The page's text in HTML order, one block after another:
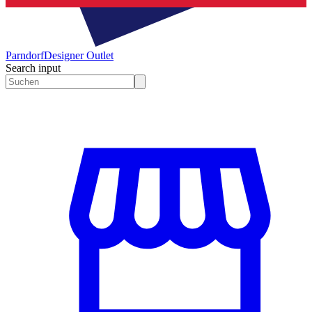
ParndorfDesigner Outlet
Search input